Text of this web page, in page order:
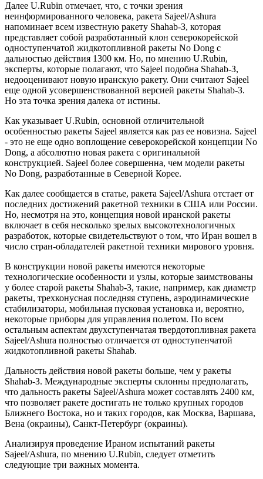
Далее U.Rubin отмечает, что, с точки зрения
неинформированного человека, ракета Sajeel/Ashura
напоминает всем известную ракету Shahab-З, которая
представляет собой разработанный клон северокорейской
одноступенчатой жидкотопливной ракеты No Dong с
дальностью действия 1300 км. Но, по мнению U.Rubin,
эксперты, которые полагают, что Sajeel подобна Shahab-З,
недооценивают новую иранскую ракету. Они считают Sajeel
еще одной усовершенствованной версией ракеты Shahab-З.
Но эта точка зрения далека от истины.
Как указывает U.Rubin, основной отличительной
особенностью ракеты Sajeel является как раз ее новизна. Sajeel
- это не еще одно воплощение северокорейской концепции No
Dong, а абсолютно новая ракета с оригинальной
конструкцией. Sajeel более совершенна, чем модели ракеты
No Dong, разработанные в Северной Корее.
Как далее сообщается в статье, ракета Sajeel/Ashura отстает от
последних достижений ракетной техники в США или России.
Но, несмотря на это, концепция новой иранской ракеты
включает в себя несколько зрелых высокотехнологичных
разработок, которые свидетельствуют о том, что Иран вошел в
число стран-обладателей ракетной техники мирового уровня.
В конструкции новой ракеты имеются некоторые
технологические особенности и узлы, которые заимствованы
у более старой ракеты Shahab-З, такие, например, как диаметр
ракеты, трехконусная последняя ступень, аэродинамические
стабилизаторы, мобильная пусковая установка и, вероятно,
некоторые приборы для управления полетом. По всем
остальным аспектам двухступенчатая твердотопливная ракета
Sajeel/Ashura полностью отличается от одноступенчатой
жидкотопливной ракеты Shahab.
Дальность действия новой ракеты больше, чем у ракеты
Shahab-З. Международные эксперты склонны предполагать,
что дальность ракеты Sajeel/Ashura может составлять 2400 км,
что позволяет ракете достигать не только крупных городов
Ближнего Востока, но и таких городов, как Москва, Варшава,
Вена (окраины), Санкт-Петербург (окраины).
Анализируя проведение Ираном испытаний ракеты
Sajeel/Ashura, по мнению U.Rubin, следует отметить
следующие три важных момента.